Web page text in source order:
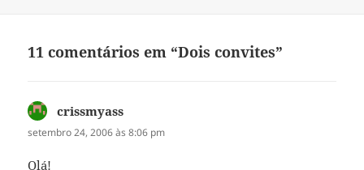
11 comentários em “Dois convites”
crissmyass
setembro 24, 2006 às 8:06 pm
Olá!